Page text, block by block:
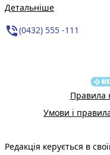
Детальніше
phone_in_talk(0432) 555 -111
Правила
Умови і
Редакція керується в